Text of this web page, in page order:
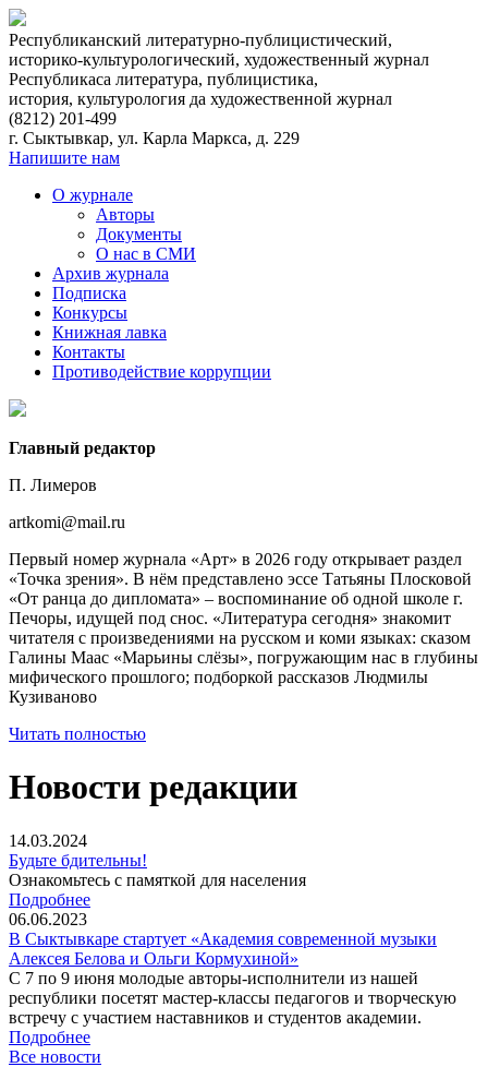
Республиканский литературно-публицистический,
историко-культурологический, художественный журнал
Республикаса литература, публицистика,
история, культурология да художественнoй журнал
(8212) 201-499
г. Сыктывкар, ул. Карла Маркса, д. 229
Напишите нам
О журнале
Авторы
Документы
О нас в СМИ
Архив журнала
Подписка
Конкурсы
Книжная лавка
Контакты
Противодействие коррупции
Главный редактор
П. Лимеров
artkomi@mail.ru
Первый номер журнала «Арт» в 2026 году открывает раздел
«Точка зрения». В нём представлено эссе Татьяны Плосковой
«От ранца до дипломата» – воспоминание об одной школе г.
Печоры, идущей под снос. «Литература сегодня» знакомит
читателя с произведениями на русском и коми языках: сказом
Галины Маас «Марьины слёзы», погружающим нас в глубины
мифического прошлого; подборкой рассказов Людмилы
Кузиваново
Читать полностью
Новости редакции
14.03.2024
Будьте бдительны!
Ознакомьтесь с памяткой для населения
Подробнее
06.06.2023
В Сыктывкаре стартует «Академия современной музыки
Алексея Белова и Ольги Кормухиной»
С 7 по 9 июня молодые авторы-исполнители из нашей
республики посетят мастер-классы педагогов и творческую
встречу с участием наставников и студентов академии.
Подробнее
Все новости